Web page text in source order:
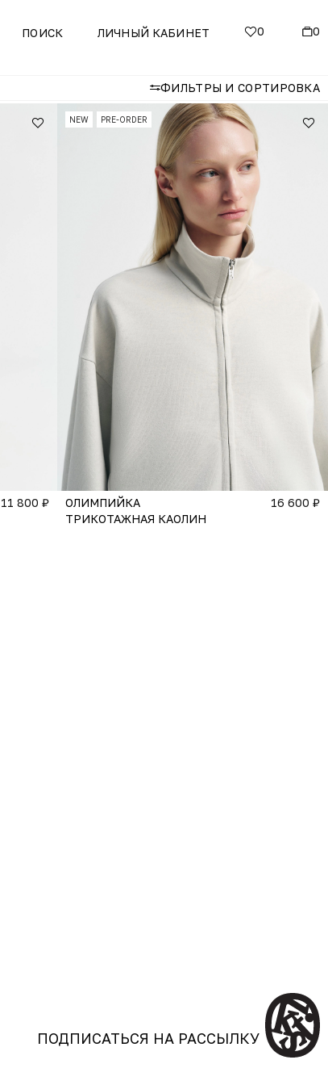
ПОИСК ЛИЧНЫЙ КАБИНЕТ 0 0
ФИЛЬТРЫ И СОРТИРОВКА
11 800 ₽
NEW PRE-ORDER
ОЛИМПИЙКА
ТРИКОТАЖНАЯ КАОЛИН
16 600 ₽
ПОДПИСАТЬСЯ НА РАССЫЛКУ